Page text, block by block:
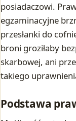
posiadaczowi.
egzaminacyjne
przesłanki do
broni groziłaby
skarbowej, ani
takiego
Podstawa